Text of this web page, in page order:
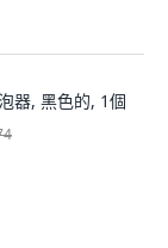
器, 黑色的, 1個